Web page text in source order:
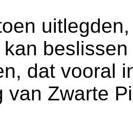
dat vooral
van Zwarte